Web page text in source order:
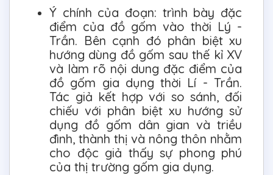
Ý chính của đoạn: trình bày đặc
điểm của đồ gốm vào thời Lý -
Trần. Bên cạnh đó phân biệt xu
hướng dùng đồ gốm sau thế kỉ XV
và làm rõ nội dung đặc điểm của
đồ gốm gia dụng thời Lí - Trần.
Tác giả kết hợp với so sánh, đối
chiếu với phân biệt xu hướng sử
dụng đồ gốm dân gian và triều
đình, thành thị và nông thôn nhằm
cho độc giả thấy sự phong phú
của thị trường gốm gia dụng.